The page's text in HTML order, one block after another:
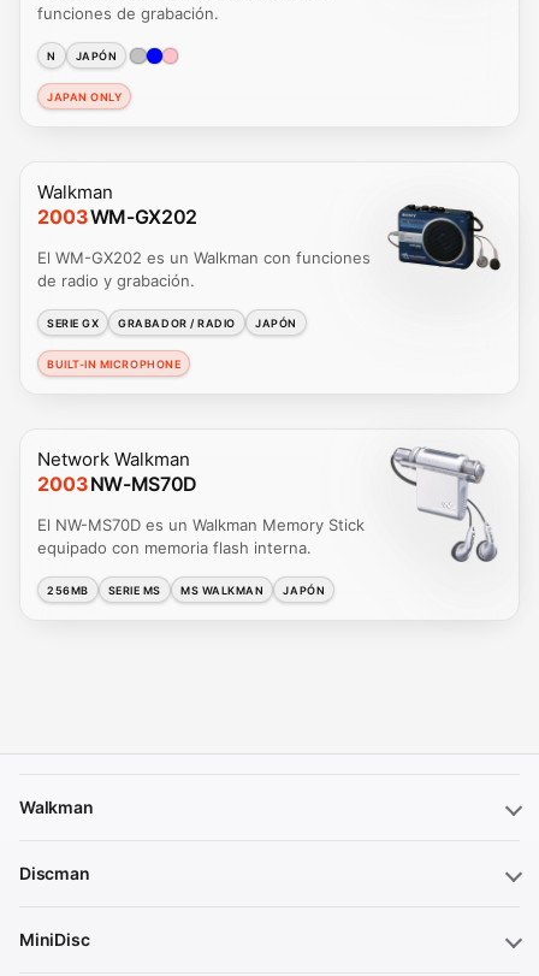
funciones de grabación.
N JAPÓN
JAPAN ONLY
Walkman
2003WM-GX202
El WM-GX202 es un Walkman con funciones
de radio y grabación.
SERIE GX GRABADOR / RADIO JAPÓN
BUILT-IN MICROPHONE
Network Walkman
2003NW-MS70D
El NW-MS70D es un Walkman Memory Stick
equipado con memoria flash interna.
256MB SERIE MS MS WALKMAN JAPÓN
Walkman
Discman
MiniDisc